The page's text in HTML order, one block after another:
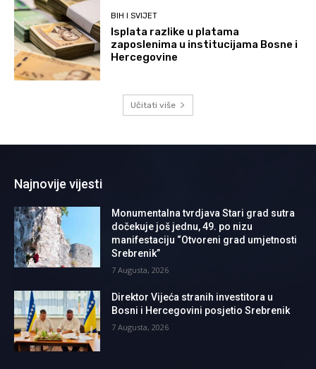
BIH I SVIJET
Isplata razlike u platama
zaposlenima u institucijama Bosne i
Hercegovine
Učitati više
Najnovije vijesti
Monumentalna tvrdjava Stari grad sutra
dočekuje još jednu, 49. po nizu
manifestaciju “Otvoreni grad umjetnosti
Srebrenik”
7 Augusta, 2026
Direktor Vijeća stranih investitora u
Bosni i Hercegovini posjetio Srebrenik
7 Augusta, 2026